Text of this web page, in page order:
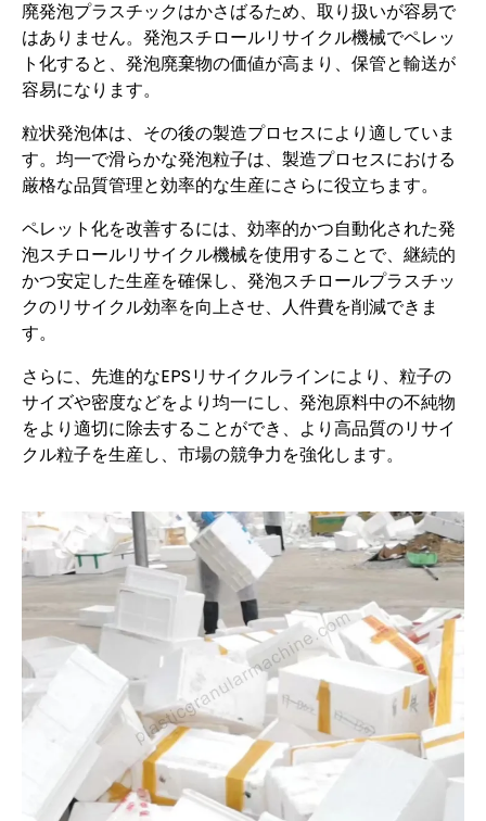
廃発泡プラスチックはかさばるため、取り扱いが容易で
はありません。発泡スチロールリサイクル機械でペレッ
ト化すると、発泡廃棄物の価値が高まり、保管と輸送が
容易になります。
粒状発泡体は、その後の製造プロセスにより適していま
す。均一で滑らかな発泡粒子は、製造プロセスにおける
厳格な品質管理と効率的な生産にさらに役立ちます。
ペレット化を改善するには、効率的かつ自動化された発
泡スチロールリサイクル機械を使用することで、継続的
かつ安定した生産を確保し、発泡スチロールプラスチッ
クのリサイクル効率を向上させ、人件費を削減できま
す。
さらに、先進的なEPSリサイクルラインにより、粒子の
サイズや密度などをより均一にし、発泡原料中の不純物
をより適切に除去することができ、より高品質のリサイ
クル粒子を生産し、市場の競争力を強化します。